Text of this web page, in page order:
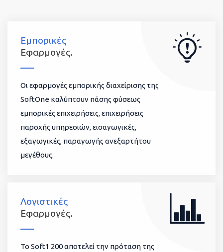
Εμπορικές
Εφαρμογές.
Οι εφαρμογές εμπορικής διαχείρισης της
SoftOne καλύπτουν πάσης φύσεως
εμπορικές επιχειρήσεις, επιχειρήσεις
παροχής υπηρεσιών, εισαγωγικές,
εξαγωγικές, παραγωγής ανεξαρτήτου
μεγέθους.
Λογιστικές
Εφαρμογές.
To Soft1 200 αποτελεί την πρόταση της